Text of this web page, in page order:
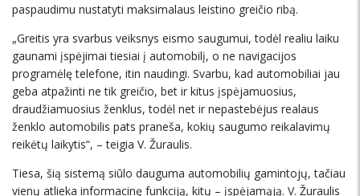
paspaudimu nustatyti maksimalaus leistino greičio ribą.
„Greitis yra svarbus veiksnys eismo saugumui, todėl realiu laiku
gaunami įspėjimai tiesiai į automobilį, o ne navigacijos
programėlę telefone, itin naudingi. Svarbu, kad automobiliai jau
geba atpažinti ne tik greičio, bet ir kitus įspėjamuosius,
draudžiamuosius ženklus, todėl net ir nepastebėjus realaus
ženklo automobilis pats praneša, kokių saugumo reikalavimų
reikėtų laikytis“, – teigia V. Žuraulis.
Tiesa, šią sistemą siūlo dauguma automobilių gamintojų, tačiau
vienų atlieka informacinę funkciją, kitų – įspėjamąją. V. Žuraulis